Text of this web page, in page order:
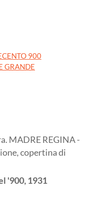
900
GRANDE
MADRE REGINA -
copertina di
'900,1931